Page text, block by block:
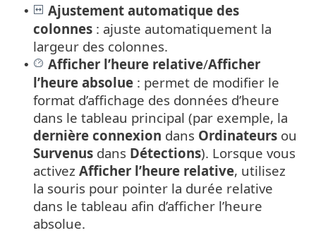
•
Ajustement automatique des
colonnes : ajuste automatiquement la
largeur des colonnes.
• Afficher l’heure relative/Afficher
l’heure absolue : permet de modifier le
format d’affichage des données d’heure
dans le tableau principal (par exemple, la
dernière connexion dans Ordinateurs ou
Survenus dans Détections). Lorsque vous
activez Afficher l’heure relative, utilisez
la souris pour pointer la durée relative
dans le tableau afin d’afficher l’heure
absolue.